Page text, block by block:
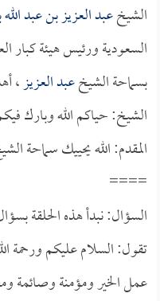
الشيخعبد العزيز بن عبد
السعودية ورئيس هيئة كبار
بسماحة الشيخعبد العزيز،
الشيخ: حياكم الله وبارك
المقدم: الله يحييك سماحة
====
السؤال: نبدأ هذه الحلقة
تقول: السلام عليكم ورحمة
عمل الخير ومؤمنة وصائمة